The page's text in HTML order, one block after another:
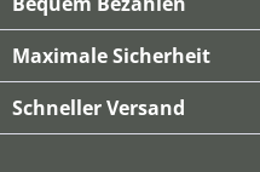
Maximale Sicherheit
Schneller Versand